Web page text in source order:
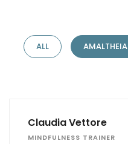
ALL AMALTHEIA
Claudia Vettore
MINDFULNESS TRAINER